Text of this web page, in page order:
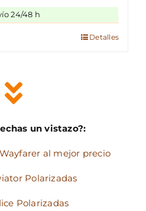
24/48 h
Detalles
un vistazo?:
al mejor precio
Polarizadas
Polarizadas